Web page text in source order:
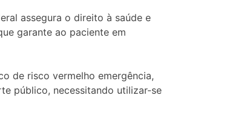
assegura o direito à saúde e
garante ao paciente em
de risco vermelho emergência,
público, necessitando utilizar-se